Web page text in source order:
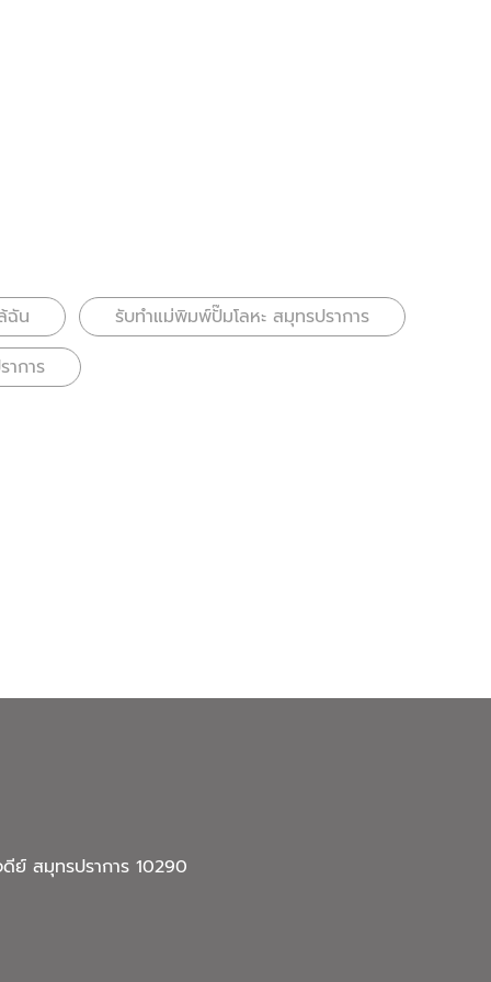
ฉัน
รับทำแม่พิมพ์ปั๊มโลหะ สมุทรปราการ
าการ
ย์ สมุทรปราการ 10290